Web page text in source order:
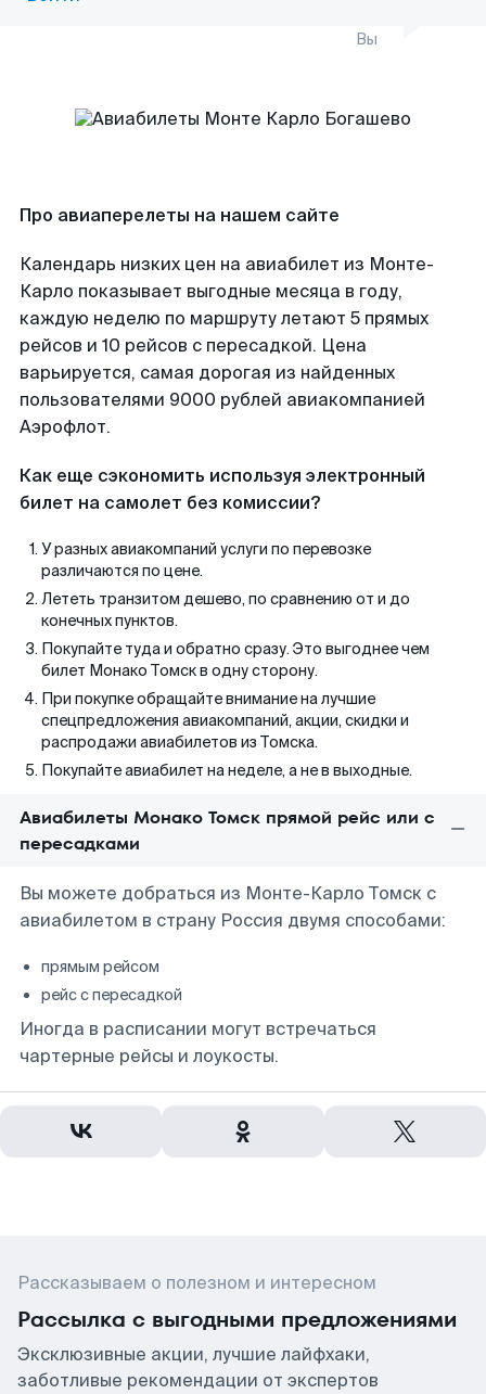
Вы
Про авиаперелеты на нашем сайте
Календарь низких цен на авиабилет из Монте-
Карло показывает выгодные месяца в году,
каждую неделю по маршруту летают 5 прямых
рейсов и 10 рейсов с пересадкой. Цена
варьируется, самая дорогая из найденных
пользователями 9000 рублей авиакомпанией
Аэрофлот.
Как еще сэкономить используя электронный
билет на самолет без комиссии?
У разных авиакомпаний услуги по перевозке
различаются по цене.
Лететь транзитом дешево, по сравнению от и до
конечных пунктов.
Покупайте туда и обратно сразу. Это выгоднее чем
билет Монако Томск в одну сторону.
При покупке обращайте внимание на лучшие
спецпредложения авиакомпаний, акции, скидки и
распродажи авиабилетов из Томска.
Покупайте авиабилет на неделе, а не в выходные.
Авиабилеты Монако Томск прямой рейс или с
пересадками
Вы можете добраться из Монте-Карло Томск с
авиабилетом в страну Россия двумя способами:
прямым рейсом
рейс с пересадкой
Иногда в расписании могут встречаться
чартерные рейсы и лоукосты.
Рассказываем о полезном и интересном
Рассылка с выгодными предложениями
Эксклюзивные акции, лучшие лайфхаки,
заботливые рекомендации от экспертов